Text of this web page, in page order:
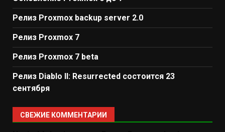
Релиз Proxmox backup server 2.0
Релиз Proxmox 7
Релиз Proxmox 7 beta
Релиз Diablo II: Resurrected состоится 23
сентября
СВЕЖИЕ КОММЕНТАРИИ